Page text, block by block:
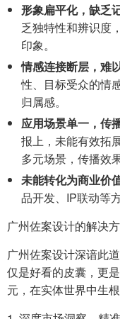
形象扁平化，缺乏
乏独特性和辨识度
印象。
情感连接断层，难
性、目标受众的情
归属感。
应用场景单一，传
报上，未能有效拓
多元场景，传播效
未能转化为商业价
品开发、IP联动等
广州佐案设计的解决方
广州佐案设计深谙此
仅是好看的皮囊，更
元，在实体世界中生根